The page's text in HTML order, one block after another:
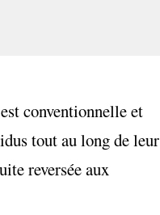
conventionnelle et
tout au long de leur
reversée aux